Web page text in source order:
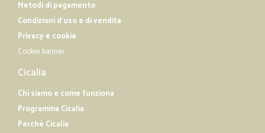
Metodi di pagamento
Condizioni d'uso e di vendita
Privacy e cookie
Cookie banner
Cicalia
Chi siamo e come funziona
Programma Cicalia
Perché Cicalia